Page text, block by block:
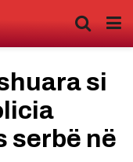
si
serbë në